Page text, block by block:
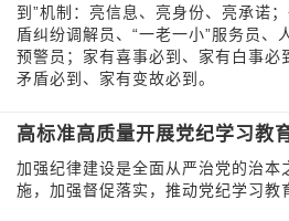
到”机制：亮信息、亮身份、亮承诺
盾纠纷调解员、“一老一小”服务员、
预警员；家有喜事必到、家有白事必
矛盾必到、家有变故必到。
高标准高质量开展党纪学习教
加强纪律建设是全面从严治党的治本
施，加强督促落实，推动党纪学习教